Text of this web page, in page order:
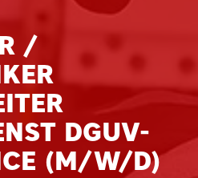
/
DGUV-P
(M/W/D)